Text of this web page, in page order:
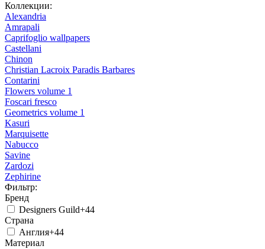
Коллекции:
Alexandria
Amrapali
Caprifoglio wallpapers
Castellani
Chinon
Christian Lacroix Paradis Barbares
Contarini
Flowers volume 1
Foscari fresco
Geometrics volume 1
Kasuri
Marquisette
Nabucco
Savine
Zardozi
Zephirine
Фильтр:
Бренд
Designers Guild+44
Страна
Англия+44
Материал